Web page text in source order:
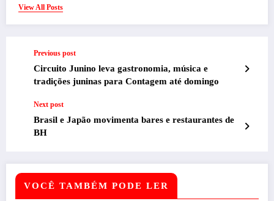
View All Posts
Previous post
Circuito Junino leva gastronomia, música e
tradições juninas para Contagem até domingo
Next post
Brasil e Japão movimenta bares e restaurantes de
BH
VOCÊ TAMBÉM PODE LER